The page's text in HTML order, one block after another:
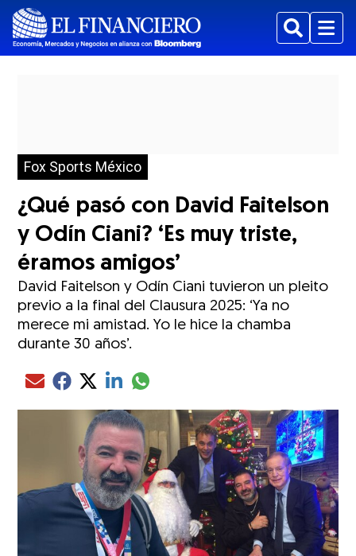
BuscarMenu
Fox Sports México
¿Qué pasó con David Faitelson
y Odín Ciani? ‘Es muy triste,
éramos amigos’
David Faitelson y Odín Ciani tuvieron un pleito
previo a la final del Clausura 2025: ‘Ya no
merece mi amistad. Yo le hice la chamba
durante 30 años’.
Compartir el artículo actual mediante Email
Compartir el artículo actual mediante Facebook
Compartir el artículo actual mediante Twitter
Compartir el artículo actual mediante LinkedIn
Compartir el artículo actual mediante